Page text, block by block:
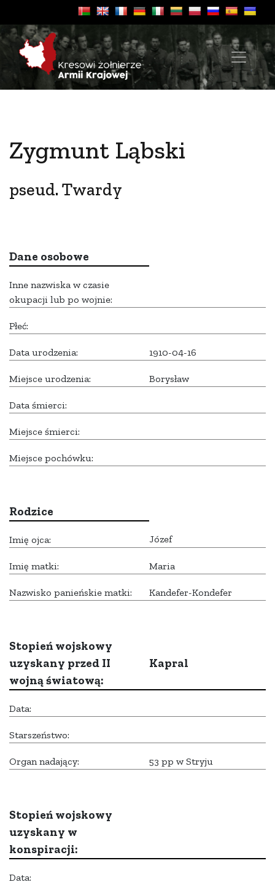
Zygmunt Ląbski
pseud. Twardy
Dane osobowe
Inne nazwiska w czasie
okupacji lub po wojnie:
Płeć:
Data urodzenia: 1910-04-16
Miejsce urodzenia: Borysław
Data śmierci:
Miejsce śmierci:
Miejsce pochówku:
Rodzice
Imię ojca: Józef
Imię matki: Maria
Nazwisko panieńskie matki: Kandefer-Kondefer
Stopień wojskowy
uzyskany przed II
wojną światową:
Kapral
Data:
Starszeństwo:
Organ nadający: 53 pp w Stryju
Stopień wojskowy
uzyskany w
konspiracji:
Data: